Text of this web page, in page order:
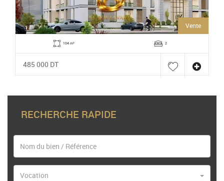
Vente
104 m² 2
485 000 DT
RECHERCHE RAPIDE
Vocation